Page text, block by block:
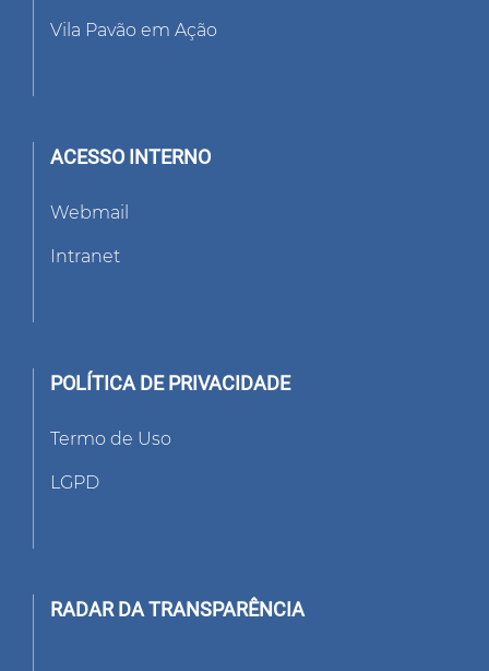
Vila Pavão em Ação
ACESSO INTERNO
Webmail
Intranet
POLÍTICA DE PRIVACIDADE
Termo de Uso
LGPD
RADAR DA TRANSPARÊNCIA